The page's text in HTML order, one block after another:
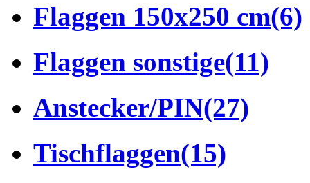
Flaggen 150x250 cm(6)
Flaggen sonstige(11)
Anstecker/PIN(27)
Tischflaggen(15)